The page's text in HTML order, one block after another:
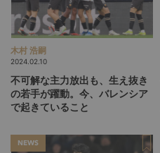
木村 浩嗣
2024.02.10
不可解な主力放出も、生え抜き
の若手が躍動。今、バレンシア
で起きていること
NEWS